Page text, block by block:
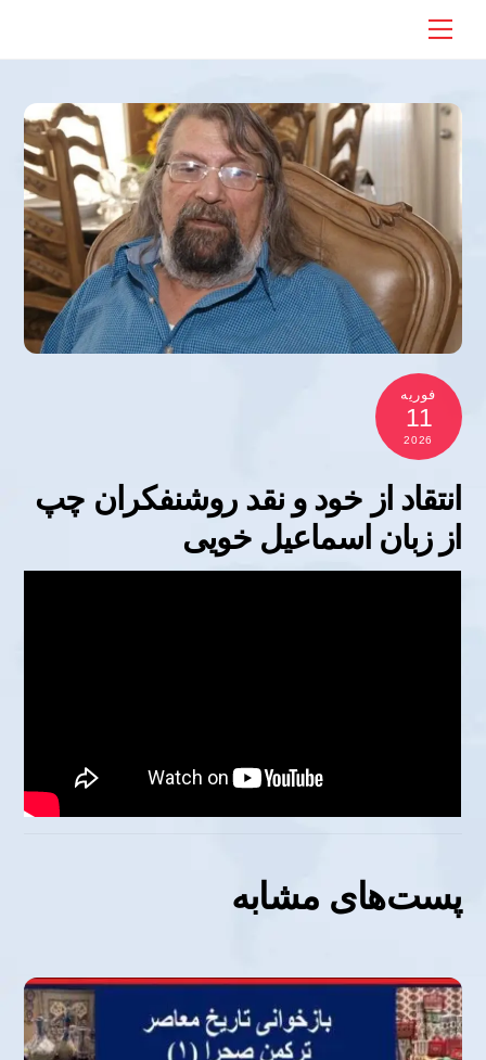
Skip
Menu
فوریه
11
2026
انتقاد از خود و نقد روشنفکران چپ
از زبان اسماعیل خویی
پست‌های مشابه